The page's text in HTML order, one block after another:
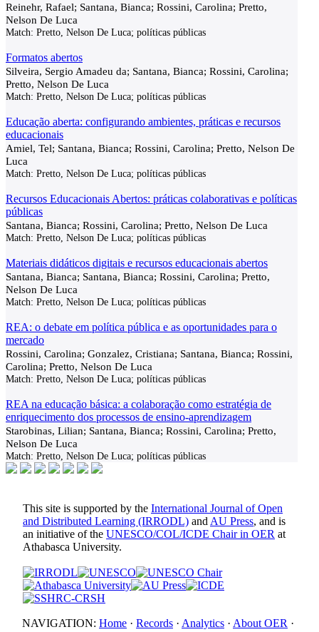
Reinehr, Rafael; Santana, Bianca; Rossini, Carolina; Pretto,
Nelson De Luca
Match: Pretto, Nelson De Luca; políticas públicas
Formatos abertos
Silveira, Sergio Amadeu da; Santana, Bianca; Rossini, Carolina;
Pretto, Nelson De Luca
Match: Pretto, Nelson De Luca; políticas públicas
Educação aberta: configurando ambientes, práticas e recursos
educacionais
Amiel, Tel; Santana, Bianca; Rossini, Carolina; Pretto, Nelson De
Luca
Match: Pretto, Nelson De Luca; políticas públicas
Recursos Educacionais Abertos: práticas colaborativas e políticas
públicas
Santana, Bianca; Rossini, Carolina; Pretto, Nelson De Luca
Match: Pretto, Nelson De Luca; políticas públicas
Materiais didáticos digitais e recursos educacionais abertos
Santana, Bianca; Santana, Bianca; Rossini, Carolina; Pretto,
Nelson De Luca
Match: Pretto, Nelson De Luca; políticas públicas
REA: o debate em política pública e as oportunidades para o
mercado
Rossini, Carolina; Gonzalez, Cristiana; Santana, Bianca; Rossini,
Carolina; Pretto, Nelson De Luca
Match: Pretto, Nelson De Luca; políticas públicas
REA na educação básica: a colaboração como estratégia de
enriquecimento dos processos de ensino-aprendizagem
Starobinas, Lilian; Santana, Bianca; Rossini, Carolina; Pretto,
Nelson De Luca
Match: Pretto, Nelson De Luca; políticas públicas
This site is supported by the International Journal of Open
and Distributed Learning (IRRODL) and AU Press, and is
an initiative of the UNESCO/COL/ICDE Chair in OER at
Athabasca University.
NAVIGATION: Home · Records · Analytics · About OER ·